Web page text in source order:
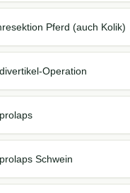
Pferd (auch Kolik)
Operation
Schwein